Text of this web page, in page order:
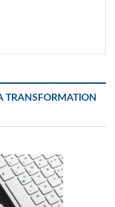
TRANSFORMATION